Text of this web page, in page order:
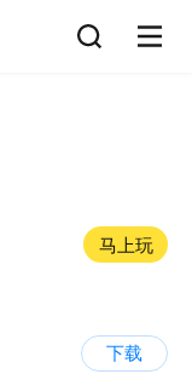
马上玩
下载